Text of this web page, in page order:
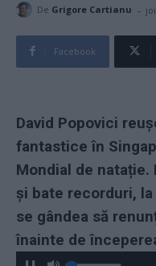
De Grigore Cartianu -
Facebook
David Popovici
fantastice în
Mondial de natație.
și bate recorduri,
se gândea să
înainte de